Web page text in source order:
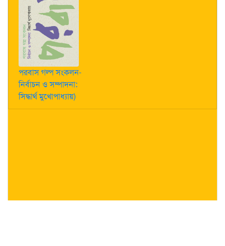
পরবাস গল্প সংকলন-
নির্বাচন ও সম্পাদনা:
সিদ্ধার্থ মুখোপাধ্যায়)